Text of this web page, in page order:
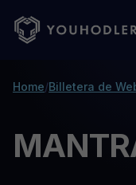
Home/Billetera de